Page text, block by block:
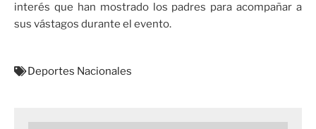
interés que han mostrado los padres para acompañar a
sus vástagos durante el evento.
Deportes Nacionales